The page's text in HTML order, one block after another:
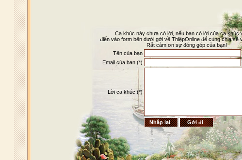
Ca khúc này chưa có lời, nếu bạn có lời của ca khúc
điển vào form bên dưới gởi về ThiệpOnline để cùng chia sẽ
Rất cảm ơn sự đóng góp của bạn!
Tên của bạn
Email của bạn (*)
Lời ca khúc (*)